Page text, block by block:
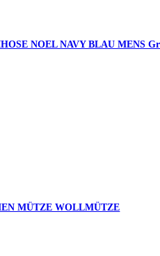
NOEL NAVY BLAU MENS Gr
MÜTZE WOLLMÜTZE